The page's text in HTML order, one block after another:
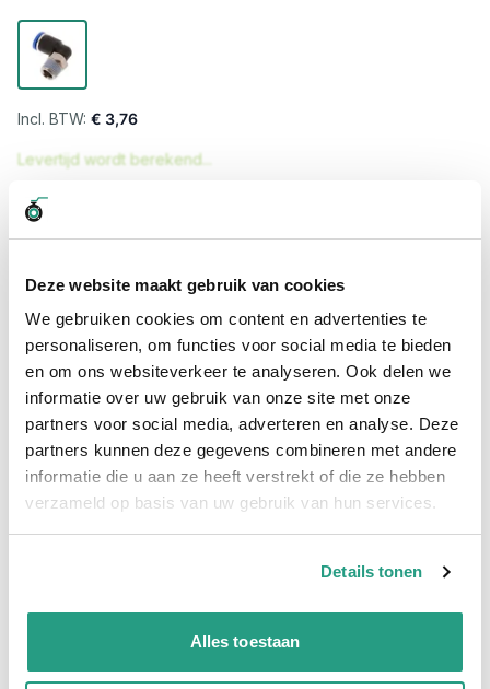
Deze website maakt gebruik van cookies
We gebruiken cookies om content en advertenties te
personaliseren, om functies voor social media te bieden
en om ons websiteverkeer te analyseren. Ook delen we
informatie over uw gebruik van onze site met onze
partners voor social media, adverteren en analyse. Deze
partners kunnen deze gegevens combineren met andere
informatie die u aan ze heeft verstrekt of die ze hebben
verzameld op basis van uw gebruik van hun services.
Details tonen
Alles toestaan
€ 3,76
Levertijd wordt berekend...
Hoge klantbeoordelingen: 9/10
Snelle levering
Snel naar
Meer informatie
Meer informatie
Maatvoering koppeling 3/8" x 8mm
We zijn beschikbaar van ma t/m vr van 08:00 tot 17:00 uur.